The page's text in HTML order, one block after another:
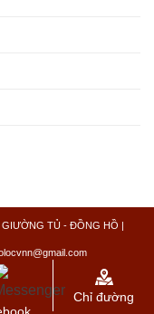
TỦ - ĐỒNG HỒ |
Đồ Gỗ Mỹ Nghệ
Chỉ đường